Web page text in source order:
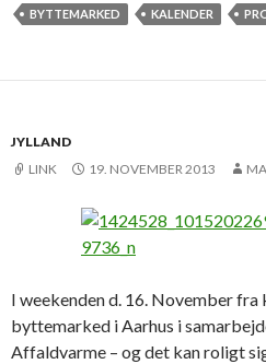
BYTTEMARKED
KALENDER
JYLLAND
LINK
19. NOVEMBER 2013
I weekenden d. 16. November
byttemarked i Aarhus i
Affaldvarme – og det kan roligt